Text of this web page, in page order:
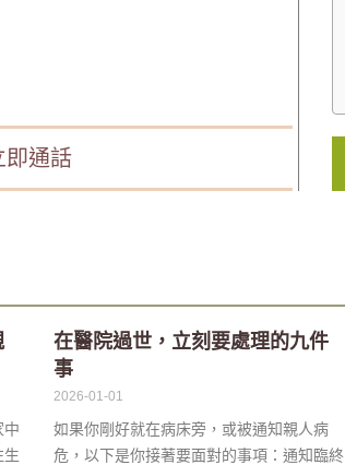
即通話
中
生
在醫院過世，立刻要處理的九件
事
2026-01-01
如果你剛好就在病床旁，或被通知親人病
危，以下是你接著要面對的事項：通知臨終